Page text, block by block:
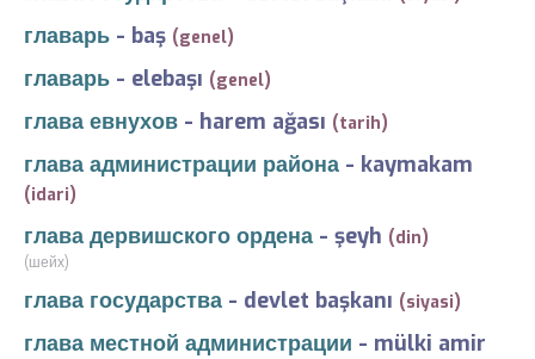
главарь - baş (genel)
главарь - elebaşı (genel)
глава евнухов - harem ağası (tarih)
глава администрации района - kaymakam
(idari)
глава дервишского ордена - şeyh (din)
(шейх)
глава государства - devlet başkanı (siyasi)
глава местной администрации - mülki amir